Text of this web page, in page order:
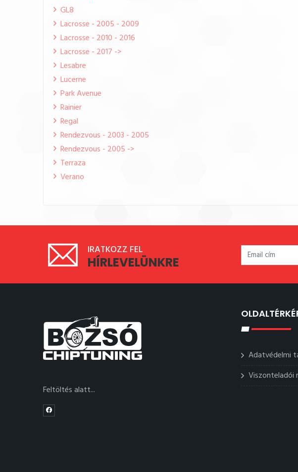
GL8
Lacrosse - 2005 - 2009
Lacrosse - 2010 - 2016
Lacrosse - 2017 ->
Lesabre
Lucerne
Park Avenue
Rainier
Regal
Rendezvous - 2003 - 2005
Rendezvous - 2005 ->
Terraza
Verano
IRATKOZZ FEL
HÍRLEVELÜNKRE
Feltöltés alatt...
Adatvédelmi
Viszonteladói